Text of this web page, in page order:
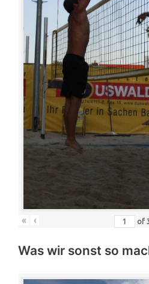
« ‹ of
Was wir sonst so